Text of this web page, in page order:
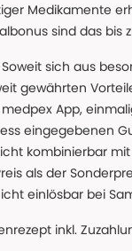
Medikamente
sind das bis
sich aus
gewährten
App,
eingegebenen
kombinierbar
als der
einlösbar bei
inkl.